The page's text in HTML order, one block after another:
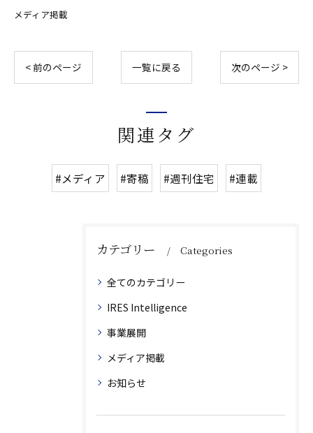
メディア掲載
< 前のページ 一覧に戻る 次のページ >
関連タグ
#メディア #寄稿 #週刊住宅 #連載
カテゴリー Categories
全てのカテゴリー
IRES Intelligence
事業展開
メディア掲載
お知らせ